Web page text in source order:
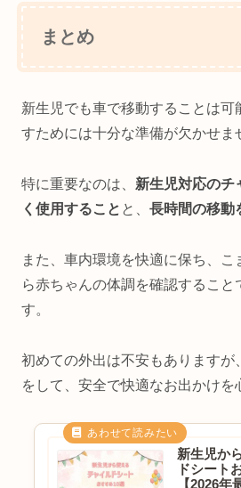
まとめ
新生児でも車で移動することは可
すためには十分な準備が欠かせま
特に重要なのは、 新生児対応のチ
く使用すること と、 長時間の移動
また、車内環境を快適に保ち、
ら赤ちゃんの体調を確認すること
す。
初めての外出は不安もありますが
をして、安全で快適なお出かけを
新生児か
ドシート
【2026年